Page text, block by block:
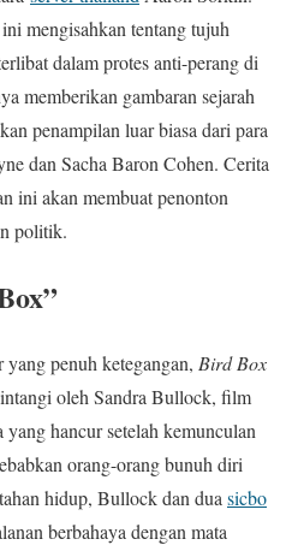
mengisahkan tentang tujuh
dalam protes anti-perang di
memberikan gambaran sejarah
penampilan luar biasa dari para
dan Sacha Baron Cohen. Cerita
ini akan membuat penonton
politik.
penuh ketegangan, Bird Box
oleh Sandra Bullock, film
hancur setelah kemunculan
orang-orang bunuh diri
hidup, Bullock dan dua sicbo
berbahaya dengan mata